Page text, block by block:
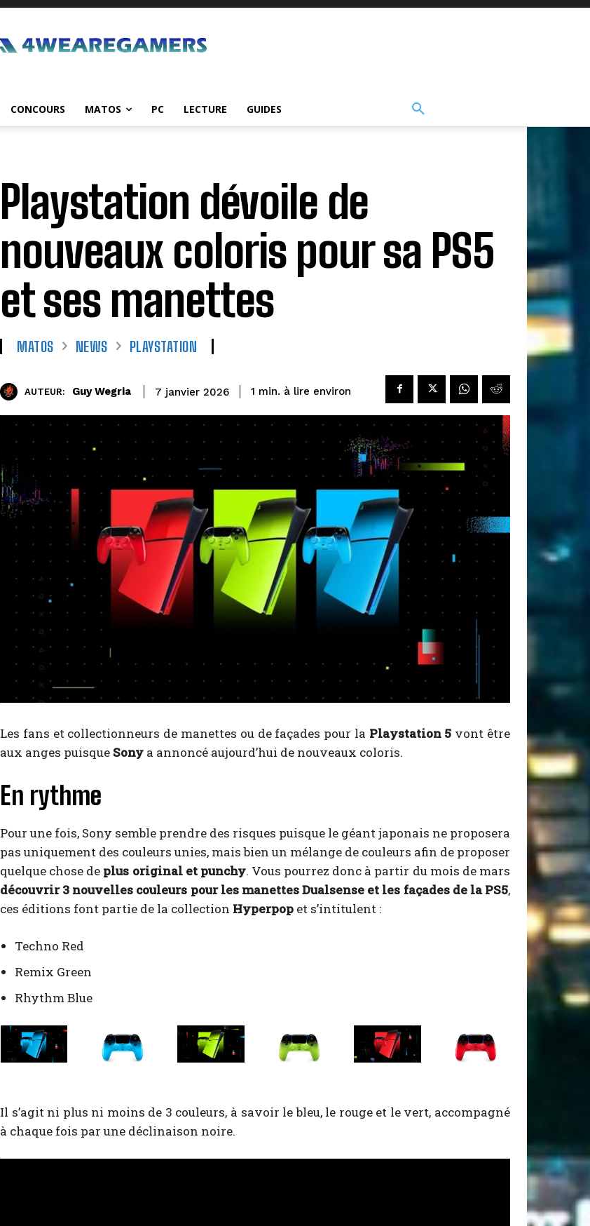
CONCOURS MATOS PC LECTURE GUIDES
Playstation dévoile de
nouveaux coloris pour sa PS5
et ses manettes
MATOS NEWS PLAYSTATION
AUTEUR: Guy Wegria 7 janvier 2026 1 min. à lire environ
Les fans et collectionneurs de manettes ou de façades pour la Playstation 5 vont être
aux anges puisque Sony a annoncé aujourd’hui de nouveaux coloris.
En rythme
Pour une fois, Sony semble prendre des risques puisque le géant japonais ne proposera
pas uniquement des couleurs unies, mais bien un mélange de couleurs afin de proposer
quelque chose de plus original et punchy. Vous pourrez donc à partir du mois de mars
découvrir 3 nouvelles couleurs pour les manettes Dualsense et les façades de la PS5,
ces éditions font partie de la collection Hyperpop et s’intitulent :
Techno Red
Remix Green
Rhythm Blue
Il s’agit ni plus ni moins de 3 couleurs, à savoir le bleu, le rouge et le vert, accompagné
à chaque fois par une déclinaison noire.